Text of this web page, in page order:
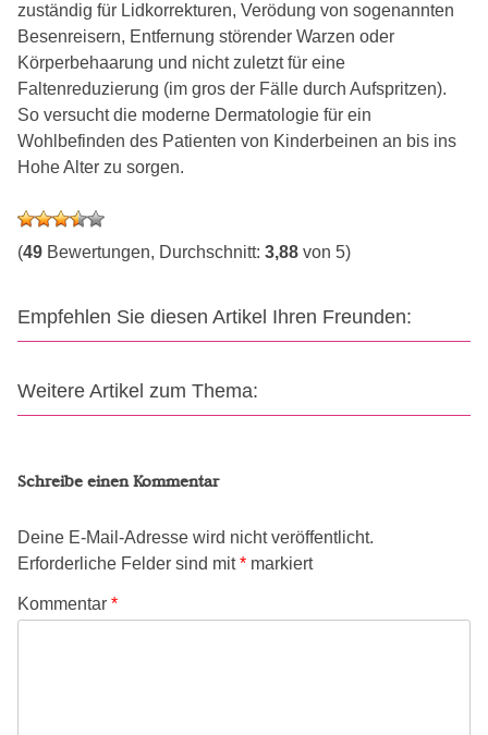
zuständig für Lidkorrekturen, Verödung von sogenannten
Besenreisern, Entfernung störender Warzen oder
Körperbehaarung und nicht zuletzt für eine
Faltenreduzierung (im gros der Fälle durch Aufspritzen).
So versucht die moderne Dermatologie für ein
Wohlbefinden des Patienten von Kinderbeinen an bis ins
Hohe Alter zu sorgen.
(49 Bewertungen, Durchschnitt: 3,88 von 5)
Empfehlen Sie diesen Artikel Ihren Freunden:
Weitere Artikel zum Thema:
Schreibe einen Kommentar
Deine E-Mail-Adresse wird nicht veröffentlicht.
Erforderliche Felder sind mit* markiert
Kommentar *